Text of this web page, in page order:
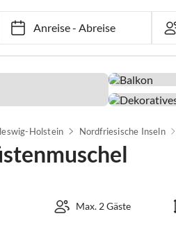
Anreise-Abreise
Holstein Nordfriesische Inseln
Max. 2 Gäste